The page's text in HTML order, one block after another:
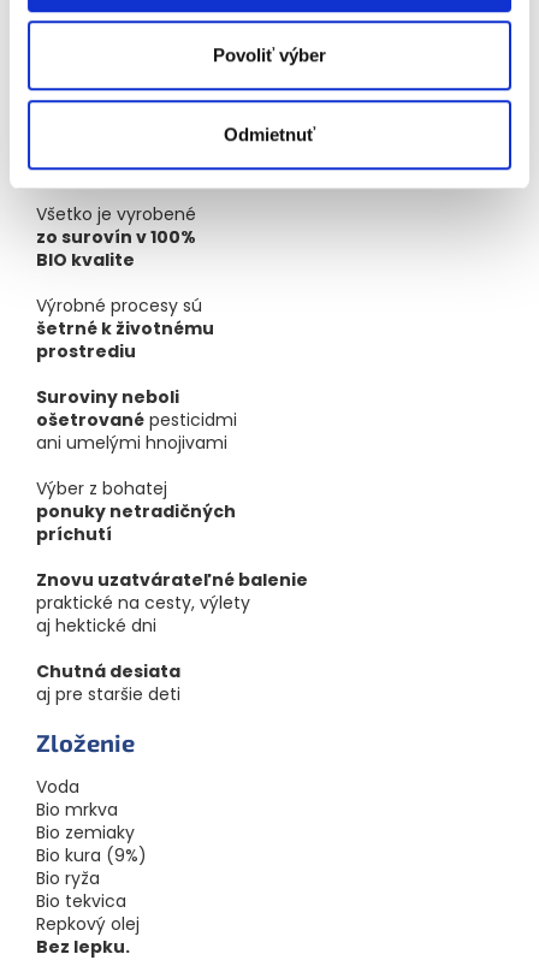
Povoliť výber
Odmietnuť
Suroviny
na dosah ruky
dodávateľovvzdialených do 100 km od miesta
výroby, čo zaručuje spoločnosti stopercentnú kontrolu
nad kvalitou a čerstvosťou výrobkov a znižuje uhlíkovú
stopu.
Všetko je vyrobené
zo surovín v 100%
BIO kvalite
Výrobné procesy sú
šetrné k životnému
prostrediu
Suroviny neboli
ošetrované pesticidmi
ani umelými hnojivami
Výber z bohatej
ponuky netradičných
príchutí
Znovu uzatvárateľné balenie
praktické na cesty, výlety
aj hektické dni
Chutná desiata
aj pre staršie deti
Zloženie
Voda
Bio mrkva
Bio zemiaky
Bio kura (9%)
Bio ryža
Bio tekvica
Repkový olej
Bez lepku.